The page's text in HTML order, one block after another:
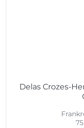
Delas Crozes-